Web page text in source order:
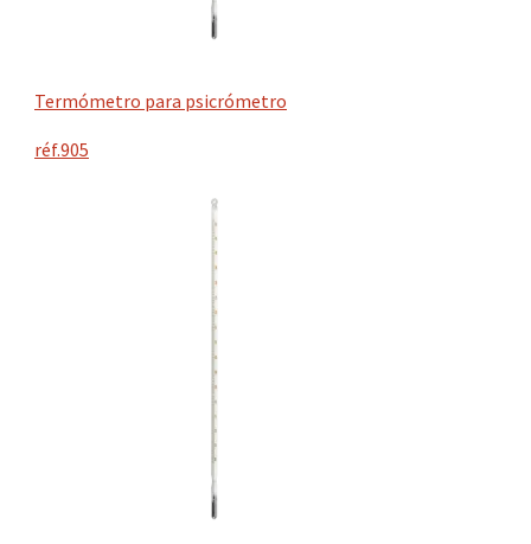
Termómetro para psicrómetro
réf.905